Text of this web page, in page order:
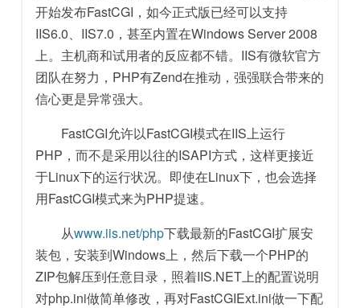
开始发布FastCGI，如今正式版已经可以支持
IIS6.0、IIS7.0，甚至内置在Windows Server 2008
上。主机商和试用者的反应都不错。IIS有微软官方
团队在努力，PHP有Zend在推动，强强联合带来的
信心更是异常强大。
FastCGI允许以FastCGI模式在IIS上运行
PHP，而不是采用以往的ISAPI方式，这样更接近
于Linux下的运行状况。即使在Linux下，也会选择
用FastCGI模式来为PHP提速。
从www.iis.net/php下载最新的FastCGI扩展安
装包，安装到Windows上，然后下载一个PHP的
ZIP包解压到任意目录，照着IIS.NET上的配置说明
对php.ini做简单修改，再对FastCGIExt.ini做一下配